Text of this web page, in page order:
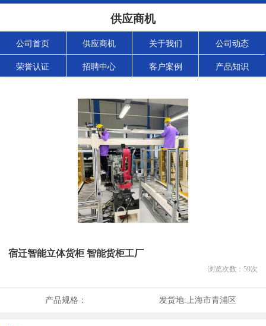
供应商机
公司首页 供应商机 关于我们 公司动态
荣誉认证 招聘中心 客户案例 产品知识
宿迁智能立体货柜 智能货柜工厂
浏览次数： 59次
产品规格： 发货地: 上海市青浦区